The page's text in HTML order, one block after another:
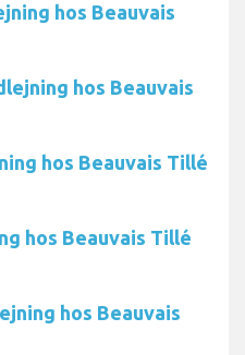
hos Beauvais
hos Beauvais
hos Beauvais Tillé
hos Beauvais Tillé
hos Beauvais